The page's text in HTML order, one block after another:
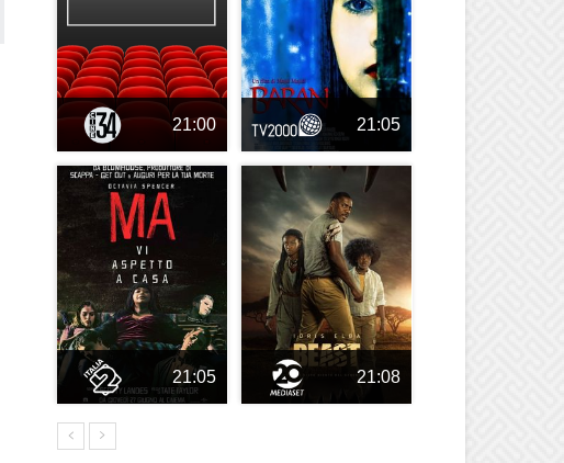
21:00 21:05
21:05 21:08